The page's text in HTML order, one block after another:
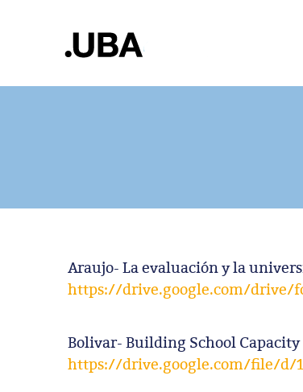
Araujo- La evaluación y la
https://drive.google.com/drive/
Bolivar- Building School
https://drive.google.com/file/d/